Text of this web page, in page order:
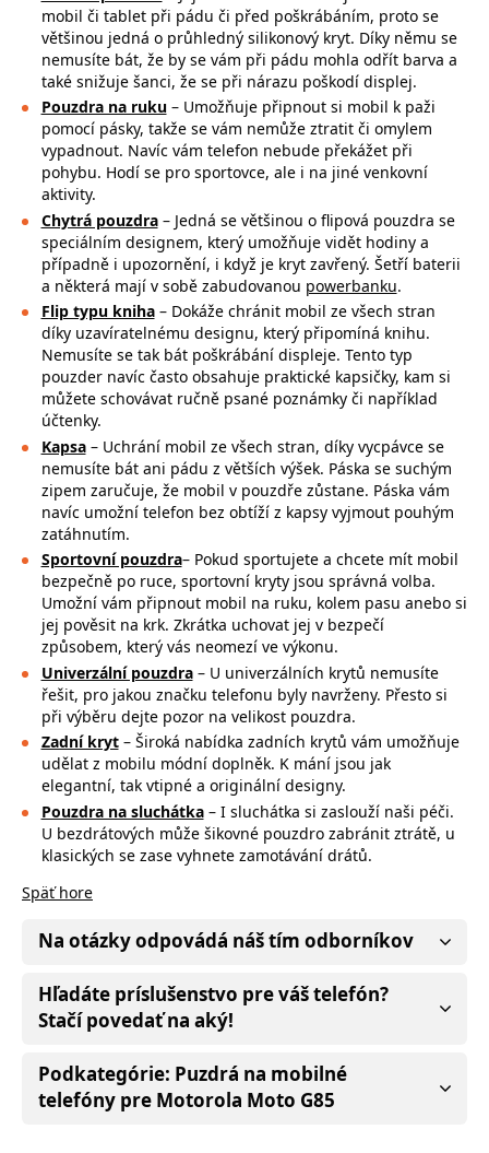
mobil či tablet při pádu či před poškrábáním, proto se
většinou jedná o průhledný silikonový kryt. Díky němu se
nemusíte bát, že by se vám při pádu mohla odřít barva a
také snižuje šanci, že se při nárazu poškodí displej.
Pouzdra na ruku– Umožňuje připnout si mobil k paži
pomocí pásky, takže se vám nemůže ztratit či omylem
vypadnout. Navíc vám telefon nebude překážet při
pohybu. Hodí se pro sportovce, ale i na jiné venkovní
aktivity.
Chytrá pouzdra– Jedná se většinou o flipová pouzdra se
speciálním designem, který umožňuje vidět hodiny a
případně i upozornění, i když je kryt zavřený. Šetří baterii
a některá mají v sobě zabudovanou powerbanku.
Flip typu kniha– Dokáže chránit mobil ze všech stran
díky uzavíratelnému designu, který připomíná knihu.
Nemusíte se tak bát poškrábání displeje. Tento typ
pouzder navíc často obsahuje praktické kapsičky, kam si
můžete schovávat ručně psané poznámky či například
účtenky.
Kapsa– Uchrání mobil ze všech stran, díky vycpávce se
nemusíte bát ani pádu z větších výšek. Páska se suchým
zipem zaručuje, že mobil v pouzdře zůstane. Páska vám
navíc umožní telefon bez obtíží z kapsy vyjmout pouhým
zatáhnutím.
Sportovní pouzdra– Pokud sportujete a chcete mít mobil
bezpečně po ruce, sportovní kryty jsou správná volba.
Umožní vám připnout mobil na ruku, kolem pasu anebo si
jej pověsit na krk. Zkrátka uchovat jej v bezpečí
způsobem, který vás neomezí ve výkonu.
Univerzální pouzdra – U univerzálních krytů nemusíte
řešit, pro jakou značku telefonu byly navrženy. Přesto si
při výběru dejte pozor na velikost pouzdra.
Zadní kryt– Široká nabídka zadních krytů vám umožňuje
udělat z mobilu módní doplněk. K mání jsou jak
elegantní, tak vtipné a originální designy.
Pouzdra na sluchátka– I sluchátka si zaslouží naši péči.
U bezdrátových může šikovné pouzdro zabránit ztrátě, u
klasických se zase vyhnete zamotávání drátů.
Späť hore
Na otázky odpovádá náš tím odborníkov
Hľadáte príslušenstvo pre váš telefón?
Stačí povedať na aký!
Podkategórie: Puzdrá na mobilné
telefóny pre Motorola Moto G85